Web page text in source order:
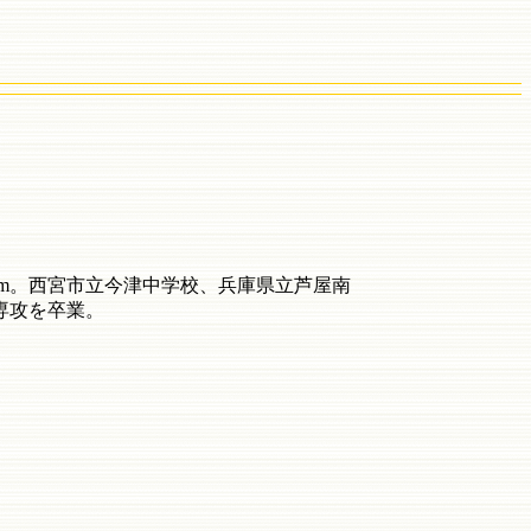
。西宮市立今津中学校、兵庫県立芦屋南
を卒業。